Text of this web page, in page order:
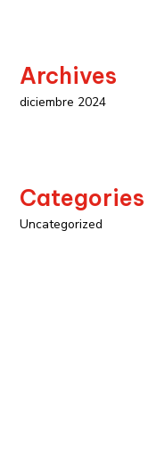
Archives
diciembre 2024
Categories
Uncategorized